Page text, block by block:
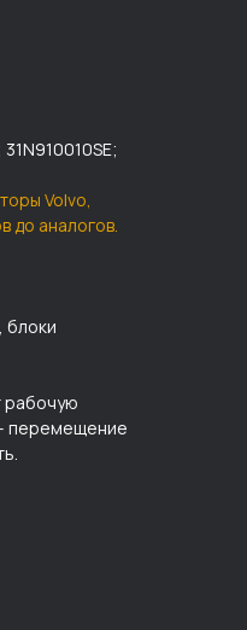
Volvo,
до аналогов.
блоки
рабочую
перемещение